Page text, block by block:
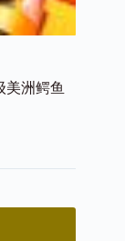
美洲鳄鱼